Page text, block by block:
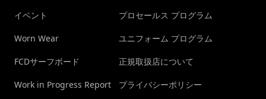
イベント
Worn Wear
FCDサーフボード
Work in Progress Report
プロセールス プログラム
ユニフォーム プログラム
正規取扱店について
プライバシーポリシー